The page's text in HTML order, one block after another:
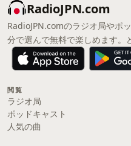
RadioJPN.com
RadioJPN.comのラジオ局やポ
分で選んで無料で楽しめます。
閲覧
ラジオ局
ポッドキャスト
人気の曲